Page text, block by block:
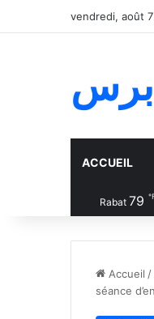
vendredi, août
ACCUEIL
Rabat 79
Accueil /
séance